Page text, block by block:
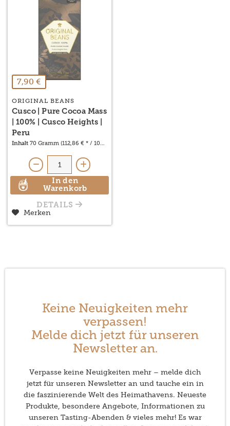
7,90 €
ORIGINAL BEANS
Cusco | Pure Cocoa Mass
| 100% | Cusco Heights |
Peru
Inhalt 70 Gramm (112,86 € * / 1000 Gramm)
In den
Warenkorb
DETAILS
Merken
Keine Neuigkeiten mehr
verpassen!
Melde dich jetzt für unseren
Newsletter an.
Verpasse keine Neuigkeiten mehr – melde dich
jetzt für unseren Newsletter an und tauche ein in
die faszinierende Welt des Heimathavens. Neueste
Produkte, besondere Angebote, Informationen zu
unseren Tasting-Abenden & vieles mehr! Es war